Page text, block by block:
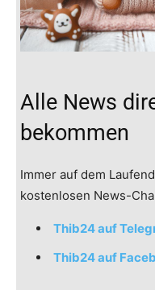
Alle News
bekommen
Immer auf dem
kostenlosen News-
Thib24 auf
Thib24 auf